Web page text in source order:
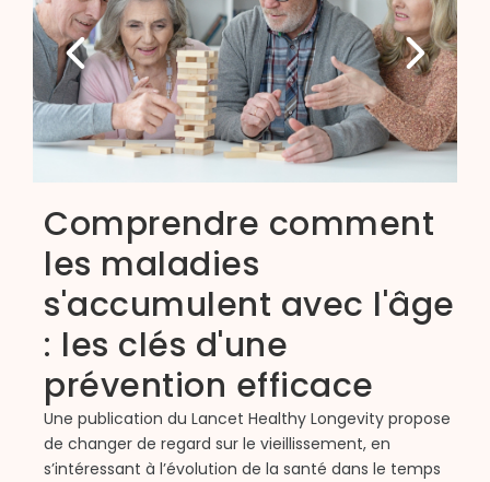
Comprendre comment
les maladies
s'accumulent avec l'âge
: les clés d'une
prévention efficace
Une publication du Lancet Healthy Longevity propose
de changer de regard sur le vieillissement, en
s’intéressant à l’évolution de la santé dans le temps